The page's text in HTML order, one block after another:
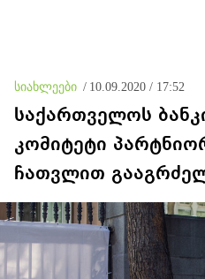
სიახლეები / 10.09.2020 / 17:52
საქართველოს
კომიტეტი
ჩათვლით